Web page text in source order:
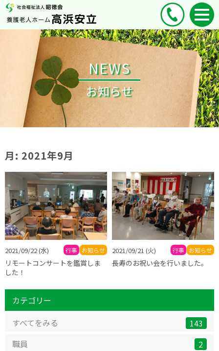
NEWS
お知らせ
月: 2021年9月
2021/09/22(水) お知らせ
行事
リモートコンサートを鑑賞しま
した！
2021/09/21 (火) お知らせ
行事
長寿のお祝い会を行いました。
カテゴリー
すべてをみる
143
職員
2